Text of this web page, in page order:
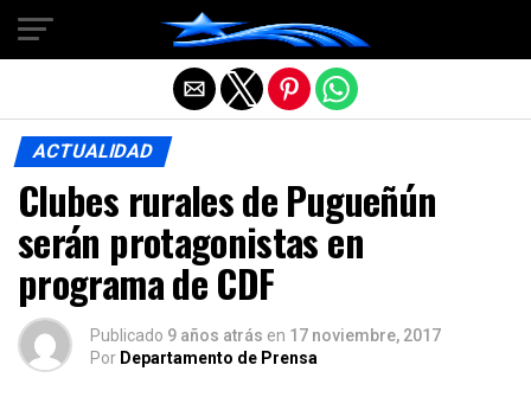
ACTUALIDAD
Clubes rurales de Pugueñún
serán protagonistas en
programa de CDF
Publicado 9 años atrás en 17 noviembre, 2017
Por Departamento de Prensa
Salir de la versión móvil